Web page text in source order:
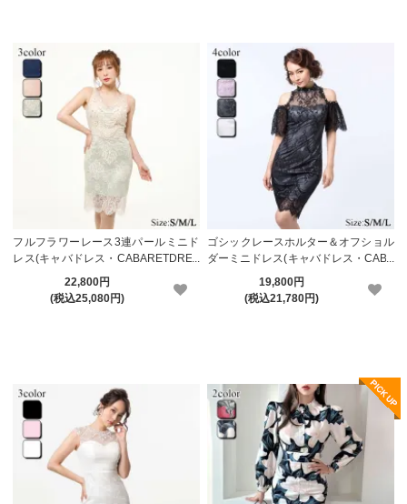
フルフラワーレース3連パールミニド
レス(キャバドレス・CABARETDRES
S)【メーカーお取り寄せ】
22,800円
(税込25,080円)
ゴシックレースホルター＆オフショル
ダーミニドレス(キャバドレス・CABA
RETDRESS)【メーカーお取り寄せ】
19,800円
(税込21,780円)